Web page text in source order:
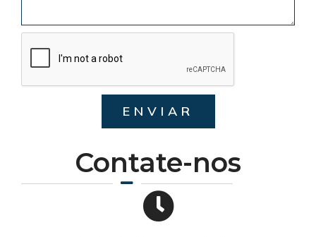
Contate-nos
ENVIAR